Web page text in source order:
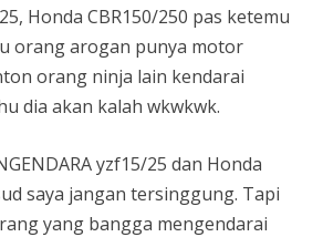
Honda CBR150/250 pas ketemu
orang arogan punya motor
orang ninja lain kendarai
dia akan kalah wkwkwk.
yzf15/25 dan Honda
saya jangan tersinggung. Tapi
yang bangga mengendarai